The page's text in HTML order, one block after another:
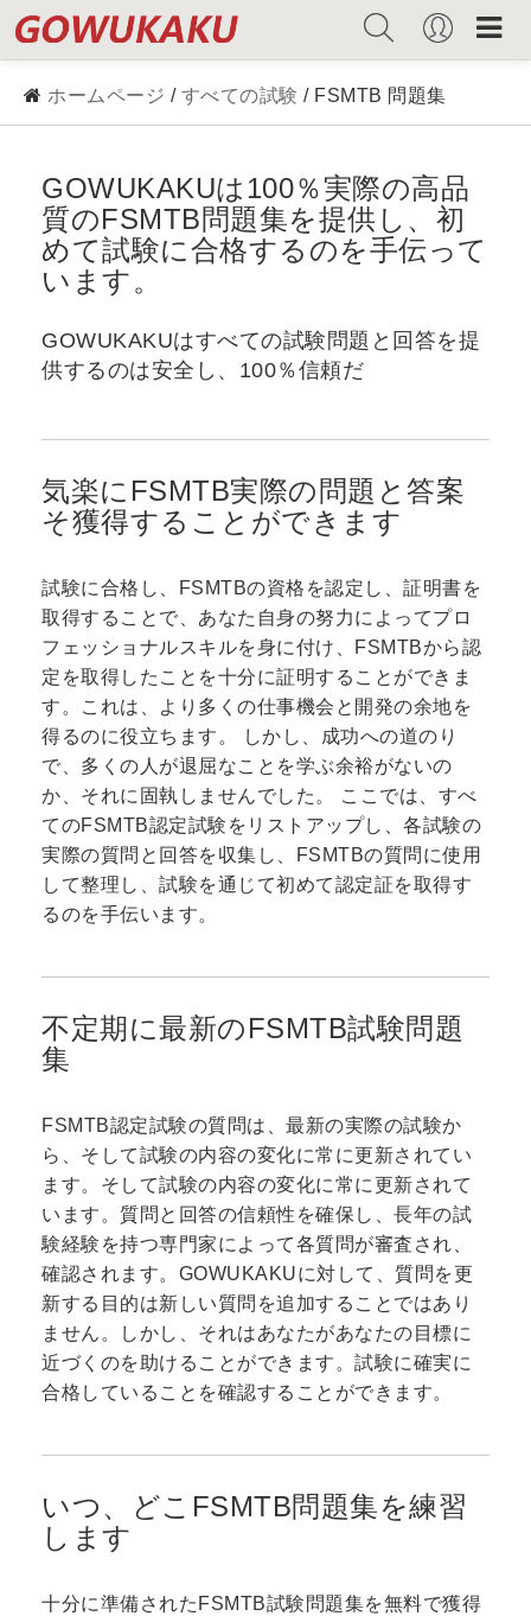
ホームページ / すべての試験 / FSMTB 問題集
GOWUKAKUは100％実際の高品
質のFSMTB問題集を提供し、初
めて試験に合格するのを手伝って
います。
GOWUKAKUはすべての試験問題と回答を提
供するのは安全し、100％信頼だ
気楽にFSMTB実際の問題と答案
そ獲得することができます
試験に合格し、FSMTBの資格を認定し、証明書を
取得することで、あなた自身の努力によってプロ
フェッショナルスキルを身に付け、FSMTBから認
定を取得したことを十分に証明することができま
す。これは、より多くの仕事機会と開発の余地を
得るのに役立ちます。 しかし、成功への道のり
で、多くの人が退屈なことを学ぶ余裕がないの
か、それに固執しませんでした。 ここでは、すべ
てのFSMTB認定試験をリストアップし、各試験の
実際の質問と回答を収集し、FSMTBの質問に使用
して整理し、試験を通じて初めて認定証を取得す
るのを手伝います。
不定期に最新のFSMTB試験問題
集
FSMTB認定試験の質問は、最新の実際の試験か
ら、そして試験の内容の変化に常に更新されてい
ます。そして試験の内容の変化に常に更新されて
います。質問と回答の信頼性を確保し、長年の試
験経験を持つ専門家によって各質問が審査され、
確認されます。GOWUKAKUに対して、質問を更
新する目的は新しい質問を追加することではあり
ません。しかし、それはあなたがあなたの目標に
近づくのを助けることができます。試験に確実に
合格していることを確認することができます。
いつ、どこFSMTB問題集を練習
します
十分に準備されたFSMTB試験問題集を無料で獲得